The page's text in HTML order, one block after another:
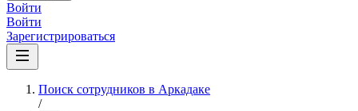
Войти
Войти
Зарегистрироваться
Поиск сотрудников в Аркадаке
/